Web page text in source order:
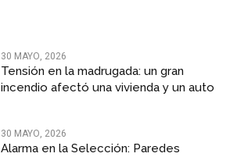
30 MAYO, 2026
Tensión en la madrugada: un gran
incendio afectó una vivienda y un auto
30 MAYO, 2026
Alarma en la Selección: Paredes